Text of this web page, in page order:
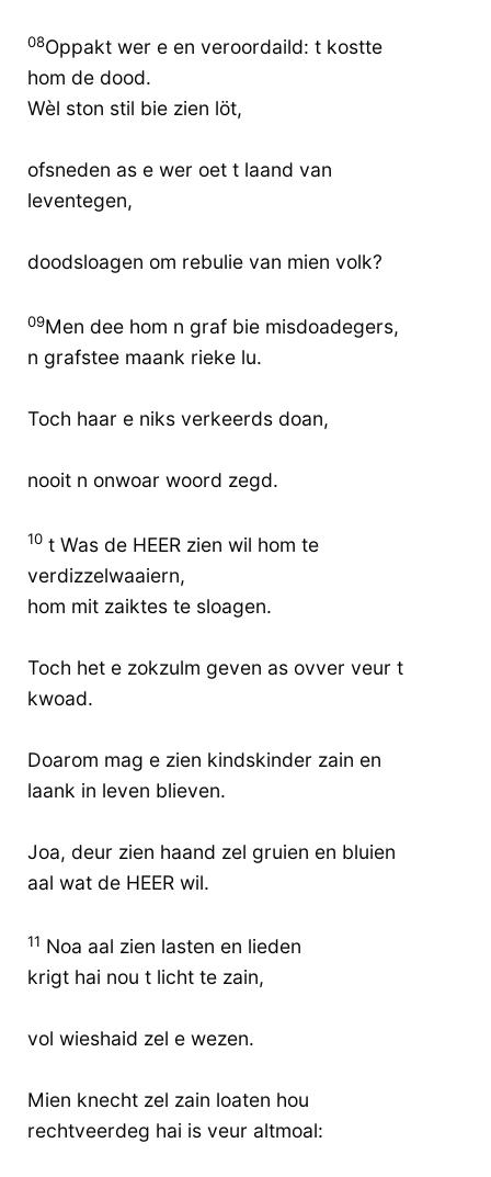
08Oppakt wer e en veroordaild: t kostte
hom de dood.
Wèl ston stil bie zien löt,
ofsneden as e wer oet t laand van
leventegen,
doodsloagen om rebulie van mien volk?
09Men dee hom n graf bie misdoadegers,
n grafstee maank rieke lu.
Toch haar e niks verkeerds doan,
nooit n onwoar woord zegd.
10 t Was de HEER zien wil hom te
verdizzelwaaiern,
hom mit zaiktes te sloagen.
Toch het e zokzulm geven as ovver veur t
kwoad.
Doarom mag e zien kindskinder zain en
laank in leven blieven.
Joa, deur zien haand zel gruien en bluien
aal wat de HEER wil.
11 Noa aal zien lasten en lieden
krigt hai nou t licht te zain,
vol wieshaid zel e wezen.
Mien knecht zel zain loaten hou
rechtveerdeg hai is veur altmoal: